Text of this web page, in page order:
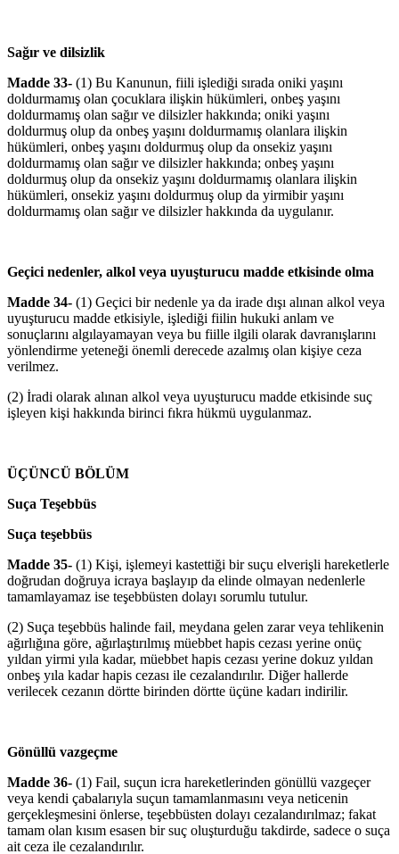
Sağır ve dilsizlik
Madde 33- (1) Bu Kanunun, fiili işlediği sırada oniki yaşını
doldurmamış olan çocuklara ilişkin hükümleri, onbeş yaşını
doldurmamış olan sağır ve dilsizler hakkında; oniki yaşını
doldurmuş olup da onbeş yaşını doldurmamış olanlara ilişkin
hükümleri, onbeş yaşını doldurmuş olup da onsekiz yaşını
doldurmamış olan sağır ve dilsizler hakkında; onbeş yaşını
doldurmuş olup da onsekiz yaşını doldurmamış olanlara ilişkin
hükümleri, onsekiz yaşını doldurmuş olup da yirmibir yaşını
doldurmamış olan sağır ve dilsizler hakkında da uygulanır.
Geçici nedenler, alkol veya uyuşturucu madde etkisinde olma
Madde 34- (1) Geçici bir nedenle ya da irade dışı alınan alkol veya
uyuşturucu madde etkisiyle, işlediği fiilin hukuki anlam ve
sonuçlarını algılayamayan veya bu fiille ilgili olarak davranışlarını
yönlendirme yeteneği önemli derecede azalmış olan kişiye ceza
verilmez.
(2) İradi olarak alınan alkol veya uyuşturucu madde etkisinde suç
işleyen kişi hakkında birinci fıkra hükmü uygulanmaz.
ÜÇÜNCÜ BÖLÜM
Suça Teşebbüs
Suça teşebbüs
Madde 35- (1) Kişi, işlemeyi kastettiği bir suçu elverişli hareketlerle
doğrudan doğruya icraya başlayıp da elinde olmayan nedenlerle
tamamlayamaz ise teşebbüsten dolayı sorumlu tutulur.
(2) Suça teşebbüs halinde fail, meydana gelen zarar veya tehlikenin
ağırlığına göre, ağırlaştırılmış müebbet hapis cezası yerine onüç
yıldan yirmi yıla kadar, müebbet hapis cezası yerine dokuz yıldan
onbeş yıla kadar hapis cezası ile cezalandırılır. Diğer hallerde
verilecek cezanın dörtte birinden dörtte üçüne kadarı indirilir.
Gönüllü vazgeçme
Madde 36- (1) Fail, suçun icra hareketlerinden gönüllü vazgeçer
veya kendi çabalarıyla suçun tamamlanmasını veya neticenin
gerçekleşmesini önlerse, teşebbüsten dolayı cezalandırılmaz; fakat
tamam olan kısım esasen bir suç oluşturduğu takdirde, sadece o suça
ait ceza ile cezalandırılır.